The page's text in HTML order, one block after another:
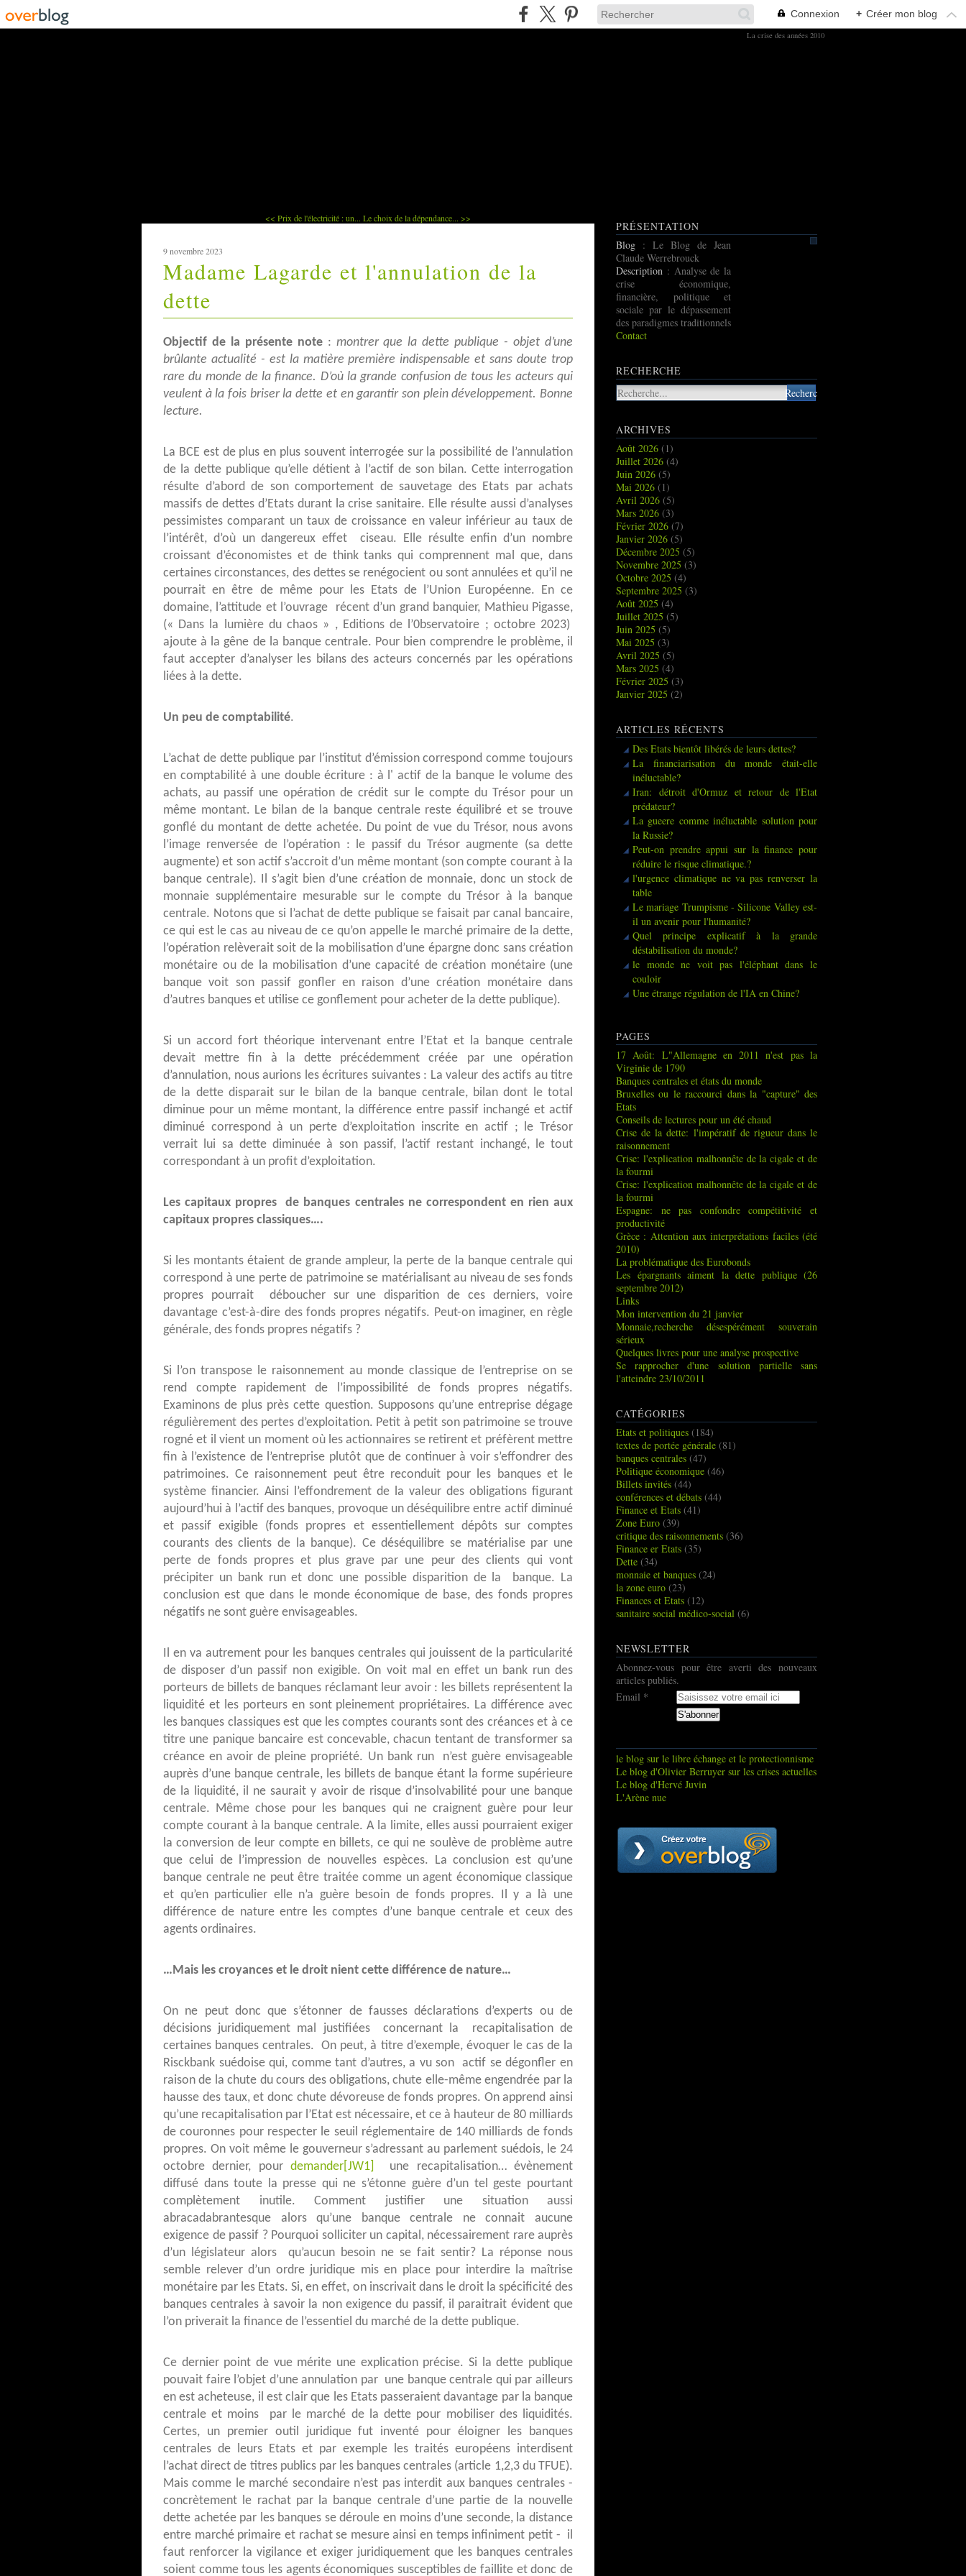
Connexion + Créer mon blog
La crise des années 2010
<< Prix de l'électricité : un... Le choix de la dépendance... >>
9 novembre 2023
Madame Lagarde et l'annulation de la
dette
Objectif de la présente note: montrer que la dette publique - objet d’une
brûlante actualité - est la matière première indispensable et sans doute trop
rare du monde de la finance. D’où la grande confusion de tous les acteurs qui
veulent à la fois briser la dette et en garantir son plein développement. Bonne
lecture.
La BCE est de plus en plus souvent interrogée sur la possibilité de l’annulation
de la dette publique qu’elle détient à l’actif de son bilan. Cette interrogation
résulte d’abord de son comportement de sauvetage des Etats par achats
massifs de dettes d’Etats durant la crise sanitaire. Elle résulte aussi d’analyses
pessimistes comparant un taux de croissance en valeur inférieur au taux de
l’intérêt, d’où un dangereux effet ciseau. Elle résulte enfin d’un nombre
croissant d’économistes et de think tanks qui comprennent mal que, dans
certaines circonstances, des dettes se renégocient ou sont annulées et qu’il ne
pourrait en être de même pour les Etats de l’Union Européenne. En ce
domaine, l’attitude et l’ouvrage récent d’un grand banquier, Mathieu Pigasse,
(« Dans la lumière du chaos » , Editions de l’0bservatoire ; octobre 2023)
ajoute à la gêne de la banque centrale. Pour bien comprendre le problème, il
faut accepter d’analyser les bilans des acteurs concernés par les opérations
liées à la dette.
Un peu de comptabilité.
L’achat de dette publique par l’institut d’émission correspond comme toujours
en comptabilité à une double écriture : à l' actif de la banque le volume des
achats, au passif une opération de crédit sur le compte du Trésor pour un
même montant. Le bilan de la banque centrale reste équilibré et se trouve
gonflé du montant de dette achetée. Du point de vue du Trésor, nous avons
l’image renversée de l’opération : le passif du Trésor augmente (sa dette
augmente) et son actif s’accroit d’un même montant (son compte courant à la
banque centrale). Il s’agit bien d’une création de monnaie, donc un stock de
monnaie supplémentaire mesurable sur le compte du Trésor à la banque
centrale. Notons que si l’achat de dette publique se faisait par canal bancaire,
ce qui est le cas au niveau de ce qu’on appelle le marché primaire de la dette,
l’opération relèverait soit de la mobilisation d’une épargne donc sans création
monétaire ou de la mobilisation d’une capacité de création monétaire (une
banque voit son passif gonfler en raison d’une création monétaire dans
d’autres banques et utilise ce gonflement pour acheter de la dette publique).
Si un accord fort théorique intervenant entre l’Etat et la banque centrale
devait mettre fin à la dette précédemment créée par une opération
d’annulation, nous aurions les écritures suivantes : La valeur des actifs au titre
de la dette disparait sur le bilan de la banque centrale, bilan dont le total
diminue pour un même montant, la différence entre passif inchangé et actif
diminué correspond à un perte d’exploitation inscrite en actif ; le Trésor
verrait lui sa dette diminuée à son passif, l’actif restant inchangé, le tout
correspondant à un profit d’exploitation.
Les capitaux propres de banques centrales ne correspondent en rien aux
capitaux propres classiques….
Si les montants étaient de grande ampleur, la perte de la banque centrale qui
correspond à une perte de patrimoine se matérialisant au niveau de ses fonds
propres pourrait déboucher sur une disparition de ces derniers, voire
davantage c’est-à-dire des fonds propres négatifs. Peut-on imaginer, en règle
générale, des fonds propres négatifs ?
Si l’on transpose le raisonnement au monde classique de l’entreprise on se
rend compte rapidement de l’impossibilité de fonds propres négatifs.
Examinons de plus près cette question. Supposons qu’une entreprise dégage
régulièrement des pertes d’exploitation. Petit à petit son patrimoine se trouve
rogné et il vient un moment où les actionnaires se retirent et préfèrent mettre
fin à l’existence de l’entreprise plutôt que de continuer à voir s’effondrer des
patrimoines. Ce raisonnement peut être reconduit pour les banques et le
système financier. Ainsi l’effondrement de la valeur des obligations figurant
aujourd’hui à l’actif des banques, provoque un déséquilibre entre actif diminué
et passif exigible (fonds propres et essentiellement dépôts sur comptes
courants des clients de la banque). Ce déséquilibre se matérialise par une
perte de fonds propres et plus grave par une peur des clients qui vont
précipiter un bank run et donc une possible disparition de la banque. La
conclusion est que dans le monde économique de base, des fonds propres
négatifs ne sont guère envisageables.
Il en va autrement pour les banques centrales qui jouissent de la particularité
de disposer d’un passif non exigible. On voit mal en effet un bank run des
porteurs de billets de banques réclamant leur avoir : les billets représentent la
liquidité et les porteurs en sont pleinement propriétaires. La différence avec
les banques classiques est que les comptes courants sont des créances et à ce
titre une panique bancaire est concevable, chacun tentant de transformer sa
créance en avoir de pleine propriété. Un bank run n’est guère envisageable
auprès d’une banque centrale, les billets de banque étant la forme supérieure
de la liquidité, il ne saurait y avoir de risque d’insolvabilité pour une banque
centrale. Même chose pour les banques qui ne craignent guère pour leur
compte courant à la banque centrale. A la limite, elles aussi pourraient exiger
la conversion de leur compte en billets, ce qui ne soulève de problème autre
que celui de l’impression de nouvelles espèces. La conclusion est qu’une
banque centrale ne peut être traitée comme un agent économique classique
et qu’en particulier elle n’a guère besoin de fonds propres. Il y a là une
différence de nature entre les comptes d’une banque centrale et ceux des
agents ordinaires.
…Mais les croyances et le droit nient cette différence de nature…
On ne peut donc que s’étonner de fausses déclarations d’experts ou de
décisions juridiquement mal justifiées concernant la recapitalisation de
certaines banques centrales. On peut, à titre d’exemple, évoquer le cas de la
Risckbank suédoise qui, comme tant d’autres, a vu son actif se dégonfler en
raison de la chute du cours des obligations, chute elle-même engendrée par la
hausse des taux, et donc chute dévoreuse de fonds propres. On apprend ainsi
qu’une recapitalisation par l’Etat est nécessaire, et ce à hauteur de 80 milliards
de couronnes pour respecter le seuil réglementaire de 140 milliards de fonds
propres. On voit même le gouverneur s’adressant au parlement suédois, le 24
octobre dernier, pourdemander [JW1]
une recapitalisation… évènement
diffusé dans toute la presse qui ne s’étonne guère d’un tel geste pourtant
complètement inutile. Comment justifier une situation aussi
abracadabrantesque alors qu’une banque centrale ne connait aucune
exigence de passif ? Pourquoi solliciter un capital, nécessairement rare auprès
d’un législateur alors qu’aucun besoin ne se fait sentir? La réponse nous
semble relever d’un ordre juridique mis en place pour interdire la maîtrise
monétaire par les Etats. Si, en effet, on inscrivait dans le droit la spécificité des
banques centrales à savoir la non exigence du passif, il paraitrait évident que
l’on priverait la finance de l’essentiel du marché de la dette publique.
Ce dernier point de vue mérite une explication précise. Si la dette publique
pouvait faire l’objet d’une annulation par une banque centrale qui par ailleurs
en est acheteuse, il est clair que les Etats passeraient davantage par la banque
centrale et moins par le marché de la dette pour mobiliser des liquidités.
Certes, un premier outil juridique fut inventé pour éloigner les banques
centrales de leurs Etats et par exemple les traités européens interdisent
l’achat direct de titres publics par les banques centrales (article 1,2,3 du TFUE).
Mais comme le marché secondaire n’est pas interdit aux banques centrales -
concrètement le rachat par la banque centrale d’une partie de la nouvelle
dette achetée par les banques se déroule en moins d’une seconde, la distance
entre marché primaire et rachat se mesure ainsi en temps infiniment petit - il
faut renforcer la vigilance et exiger juridiquement que les banques centrales
soient comme tous les agents économiques susceptibles de faillite et donc de
PRÉSENTATION
Blog : Le Blog de Jean
Claude Werrebrouck
Description : Analyse de la
crise économique,
financière, politique et
sociale par le dépassement
des paradigmes traditionnels
Contact
RECHERCHE
ARCHIVES
Août 2026 (1)
Juillet 2026 (4)
Juin 2026 (5)
Mai 2026 (1)
Avril 2026 (5)
Mars 2026 (3)
Février 2026 (7)
Janvier 2026 (5)
Décembre 2025 (5)
Novembre 2025 (3)
Octobre 2025 (4)
Septembre 2025 (3)
Août 2025 (4)
Juillet 2025 (5)
Juin 2025 (5)
Mai 2025 (3)
Avril 2025 (5)
Mars 2025 (4)
Février 2025 (3)
Janvier 2025 (2)
ARTICLES RÉCENTS
Des Etats bientôt libérés de leurs dettes?
La financiarisation du monde était-elle
inéluctable?
Iran: détroit d'Ormuz et retour de l'Etat
prédateur?
La gueere comme inéluctable solution pour
la Russie?
Peut-on prendre appui sur la finance pour
réduire le risque climatique.?
l'urgence climatique ne va pas renverser la
table
Le mariage Trumpisme - Silicone Valley est-
il un avenir pour l'humanité?
Quel principe explicatif à la grande
déstabilisation du monde?
le monde ne voit pas l'éléphant dans le
couloir
Une étrange régulation de l'IA en Chine?
PAGES
17 Août: L"Allemagne en 2011 n'est pas la
Virginie de 1790
Banques centrales et états du monde
Bruxelles ou le raccourci dans la "capture" des
Etats
Conseils de lectures pour un été chaud
Crise de la dette: l'impératif de rigueur dans le
raisonnement
Crise: l'explication malhonnête de la cigale et de
la fourmi
Crise: l'explication malhonnête de la cigale et de
la fourmi
Espagne: ne pas confondre compétitivité et
productivité
Grèce : Attention aux interprétations faciles (été
2010)
La problématique des Eurobonds
Les épargnants aiment la dette publique (26
septembre 2012)
Links
Mon intervention du 21 janvier
Monnaie,recherche désespérément souverain
sérieux
Quelques livres pour une analyse prospective
Se rapprocher d'une solution partielle sans
l'atteindre 23/10/2011
CATÉGORIES
Etats et politiques (184)
textes de portée générale (81)
banques centrales (47)
Politique économique (46)
Billets invités (44)
conférences et débats (44)
Finance et Etats (41)
Zone Euro (39)
critique des raisonnements (36)
Finance er Etats (35)
Dette (34)
monnaie et banques (24)
la zone euro (23)
Finances et Etats (12)
sanitaire social médico-social (6)
NEWSLETTER
Abonnez-vous pour être averti des nouveaux
articles publiés.
Email
le blog sur le libre échange et le protectionnisme
Le blog d'Olivier Berruyer sur les crises actuelles
Le blog d'Hervé Juvin
L'Arène nue